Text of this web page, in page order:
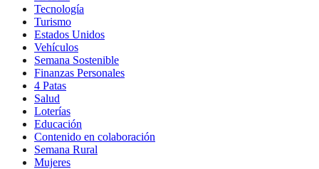
Tecnología
Turismo
Estados Unidos
Vehículos
Semana Sostenible
Finanzas Personales
4 Patas
Salud
Loterías
Educación
Contenido en colaboración
Semana Rural
Mujeres